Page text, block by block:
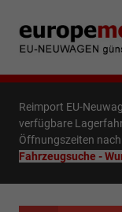
Reimport EU-
verfügbare
Öffnungszeiten
Fahrzeugsuche -